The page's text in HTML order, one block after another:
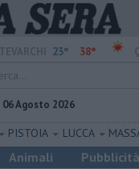
23° 38°
06 Agosto 2026
PISTOIA LUCCA
Animali Pubblicità